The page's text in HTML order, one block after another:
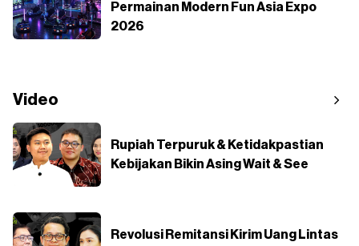
Permainan Modern Fun Asia Expo
2026
Video
Rupiah Terpuruk & Ketidakpastian
Kebijakan Bikin Asing Wait & See
Revolusi Remitansi Kirim Uang Lintas